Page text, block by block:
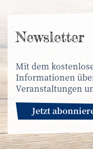
News­letter
Mit dem
Informationen
Veranstaltungen
Jetzt